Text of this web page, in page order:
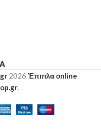
2026 Έπιπλα online
.